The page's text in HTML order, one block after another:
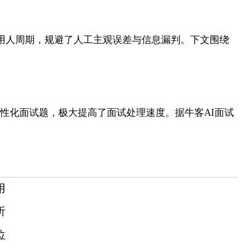
周期，规避了人工主观误差与信息漏判。下文围绕
化面试题，极大提高了面试处理速度。据牛客AI面试